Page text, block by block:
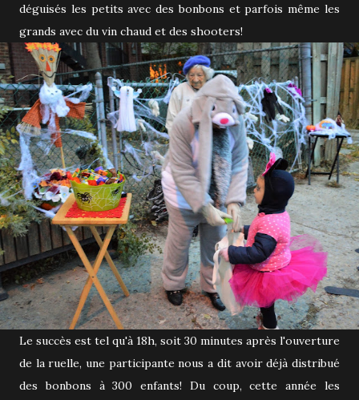
déguisés les petits avec des bonbons et parfois même les
grands avec du vin chaud et des shooters!
Le succès est tel qu'à 18h, soit 30 minutes après l'ouverture
de la ruelle, une participante nous a dit avoir déjà distribué
des bonbons à 300 enfants! Du coup, cette année les